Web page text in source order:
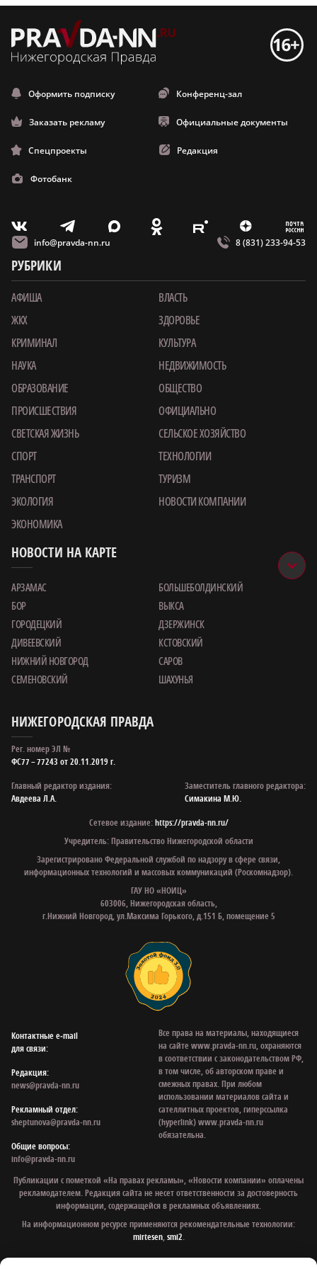
Оформить подписку Конференц-зал
Заказать рекламу Официальные документы
Спецпроекты Редакция
Фотобанк
V T X O E Z m
info@pravda-nn.ru 8 (831) 233-94-53
РУБРИКИ
АФИША
ВЛАСТЬ
ЖКХ
ЗДОРОВЬЕ
КРИМИНАЛ
КУЛЬТУРА
НАУКА
НЕДВИЖИМОСТЬ
ОБРАЗОВАНИЕ
ОБЩЕСТВО
ПРОИСШЕСТВИЯ
ОФИЦИАЛЬНО
СВЕТСКАЯ ЖИЗНЬ
СЕЛЬСКОЕ ХОЗЯЙСТВО
СПОРТ
ТЕХНОЛОГИИ
ТРАНСПОРТ
ТУРИЗМ
ЭКОЛОГИЯ
НОВОСТИ КОМПАНИИ
ЭКОНОМИКА
НОВОСТИ НА КАРТЕ
АРЗАМАС
БОЛЬШЕБОЛДИНСКИЙ
БОР
ВЫКСА
ГОРОДЕЦКИЙ
ДЗЕРЖИНСК
ДИВЕЕВСКИЙ
КСТОВСКИЙ
НИЖНИЙ НОВГОРОД
САРОВ
СЕМЕНОВСКИЙ
ШАХУНЬЯ
НИЖЕГОРОДСКАЯ ПРАВДА
Рег. номер ЭЛ №
ФС77 – 77243 от 20.11.2019 г.
Главный редактор издания:
Авдеева Л.А.
Заместитель главного редактора:
Симакина М.Ю.
Сетевое издание:https://pravda-nn.ru/
Учредитель: Правительство Нижегородской области
Зарегистрировано Федеральной службой по надзору в сфере связи,
информационных технологий и массовых коммуникаций (Роскомнадзор).
ГАУ НО «НОИЦ»
603006, Нижегородская область,
г.Нижний Новгород, ул.Максима Горького, д.151 Б, помещение 5
Контактные e‑mail
для связи:
Редакция:
news@pravda-nn.ru
Рекламный отдел:
sheptunova@pravda-nn.ru
Общие вопросы:
info@pravda-nn.ru
Все права на материалы, находящиеся
на сайте www.pravda-nn.ru, охраняются
в соответствии с законодательством РФ,
в том числе, об авторском праве и
смежных правах. При любом
использовании материалов сайта и
сателлитных проектов, гиперссылка
(hyperlink) www.pravda-nn.ru
обязательна.
Публикации с пометкой «На правах рекламы», «Новости компании» оплачены
рекламодателем. Редакция сайта не несет ответственности за достоверность
информации, содержащейся в рекламных объявлениях.
На информационном ресурсе применяются рекомендательные технологии:
mirtesen,smi2.